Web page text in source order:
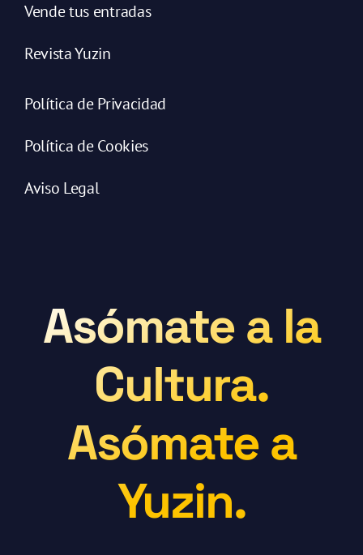
Vende tus entradas
Revista Yuzin
Política de Privacidad
Política de Cookies
Aviso Legal
Asómate a la
Cultura.
Asómate a
Yuzin.